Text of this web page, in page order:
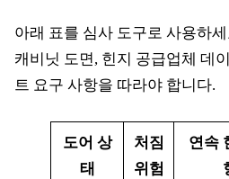
아래 표를 심사 도구로 사용하
캐비닛 도면, 힌지 공급업체 데
트 요구 사항을 따라야 합니다.
도어 상
태
처짐
위험
연속